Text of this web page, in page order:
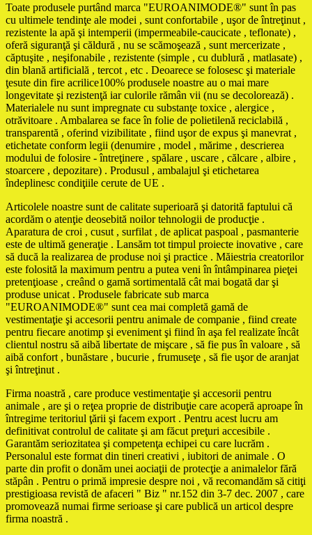
Toate produsele purtând marca "EUROANIMODE®" sunt în pas
cu ultimele tendinţe ale modei , sunt confortabile , uşor de întreţinut ,
rezistente la apă şi intemperii (impermeabile-caucicate , teflonate) ,
oferă siguranţă şi căldură , nu se scămoşează , sunt mercerizate ,
căptuşite , neşifonabile , rezistente (simple , cu dublură , matlasate) ,
din blană artificială , tercot , etc . Deoarece se folosesc şi materiale
ţesute din fire acrilice100% produsele noastre au o mai mare
longevitate şi rezistenţă iar culorile rămân vii (nu se decolorează) .
Materialele nu sunt impregnate cu substanţe toxice , alergice ,
otrăvitoare . Ambalarea se face în folie de polietilenă reciclabilă ,
transparentă , oferind vizibilitate , fiind uşor de expus şi manevrat ,
etichetate conform legii (denumire , model , mărime , descrierea
modului de folosire - întreţinere , spălare , uscare , călcare , albire ,
stoarcere , depozitare) . Produsul , ambalajul şi etichetarea
îndeplinesc condiţiile cerute de UE .
Articolele noastre sunt de calitate superioară şi datorită faptului că
acordăm o atenţie deosebită noilor tehnologii de producţie .
Aparatura de croi , cusut , surfilat , de aplicat paspoal , pasmanterie
este de ultimă generaţie . Lansăm tot timpul proiecte inovative , care
să ducă la realizarea de produse noi şi practice . Măiestria creatorilor
este folosită la maximum pentru a putea veni în întâmpinarea pieţei
pretenţioase , creând o gamă sortimentală cât mai bogată dar şi
produse unicat . Produsele fabricate sub marca
"EUROANIMODE®" sunt cea mai completă gamă de
vestimentaţie şi accesorii pentru animale de companie , fiind create
pentru fiecare anotimp şi eveniment şi fiind în aşa fel realizate încât
clientul nostru să aibă libertate de mişcare , să fie pus în valoare , să
aibă confort , bunăstare , bucurie , frumuseţe , să fie uşor de aranjat
şi întreţinut .
Firma noastră , care produce vestimentaţie şi accesorii pentru
animale , are şi o reţea proprie de distribuţie care acoperă aproape în
întregime teritoriul ţării şi facem export . Pentru acest lucru am
definitivat controlul de calitate şi am făcut preţuri accesibile .
Garantăm seriozitatea şi competenţa echipei cu care lucrăm .
Personalul este format din tineri creativi , iubitori de animale . O
parte din profit o donăm unei aociaţii de protecţie a animalelor fără
stăpân . Pentru o primă impresie despre noi , vă recomandăm să citiţi
prestigioasa revistă de afaceri " Biz " nr.152 din 3-7 dec. 2007 , care
promovează numai firme serioase şi care publică un articol despre
firma noastră .